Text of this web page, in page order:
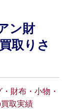
ン財
取りさ
財布・小物・
取実績